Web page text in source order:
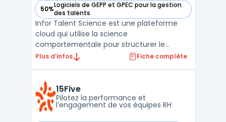
50%Logiciels de GEPP et GPEC pour la gestion
des talents
— voir Infor Talent Science dans cette catégorie
Infor Talent Science est une plateforme
cloud qui utilise la science
comportementale pour structurer le
recrutement et la gestion des ressources
développement et la mobilité interne des
collaborateurs à l’aide de données
prédictive ...
Plus d’infos Fiche complète
15Five
Pilotez la performance et
l’engagement de vos équipes RH